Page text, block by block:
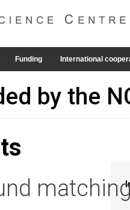
Funding International
by the